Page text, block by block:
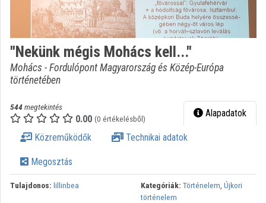
Lejátszási listák
Intézmények
Közreműködők
Megjelenés:
"Nekünk mégis Mohács kell..."
Mohács - Fordulópont Magyarország és Közép-Európa
történetében
544megtekintés
0.00 (0 értékelésből) Alapadatok
Közreműködők Technikai adatok
Megosztás
Tulajdonos: lillinbea Kategóriák: Történelem, Újkori
történelem